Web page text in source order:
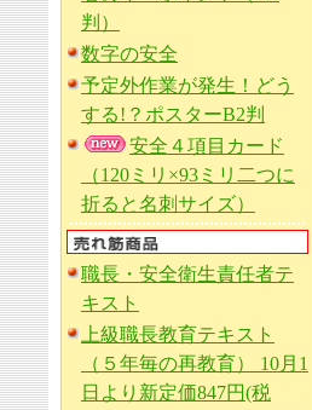
判）
数字の安全
予定外作業が発生！どう
する!？ポスターB2判
安全４項目カード
（120ミリ×93ミリ二つに
折ると名刺サイズ）
職長・安全衛生責任者テ
キスト
上級職長教育テキスト
（５年毎の再教育） 10月1
日より新定価847円(税